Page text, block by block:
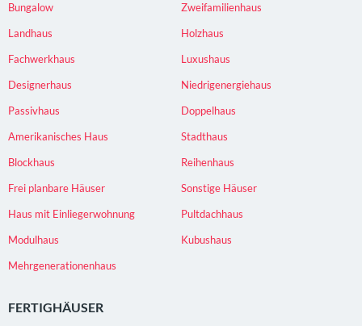
Bungalow
Zweifamilienhaus
Landhaus
Holzhaus
Fachwerkhaus
Luxushaus
Designerhaus
Niedrigenergiehaus
Passivhaus
Doppelhaus
Amerikanisches Haus
Stadthaus
Blockhaus
Reihenhaus
Frei planbare Häuser
Sonstige Häuser
Haus mit Einliegerwohnung
Pultdachhaus
Modulhaus
Kubushaus
Mehrgenerationenhaus
FERTIGHÄUSER